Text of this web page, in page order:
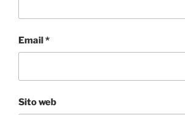
Email*
Sito web